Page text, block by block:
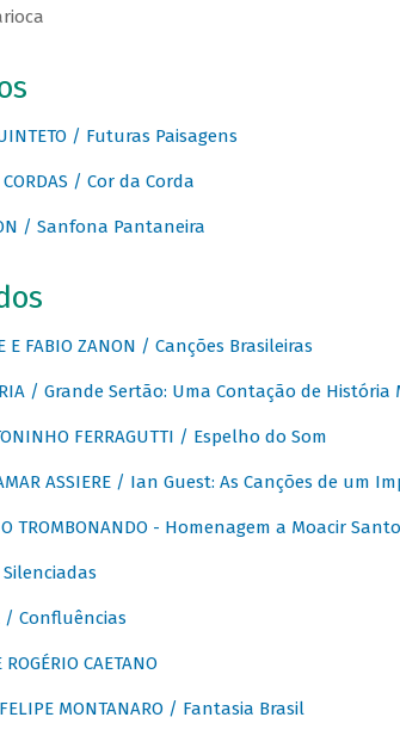
/ Futuras Paisagens
CORDAS / Cor da Corda
/ Sanfona Pantaneira
E FABIO ZANON / Canções Brasileiras
/ Grande Sertão: Uma Contação de História
FERRAGUTTI / Espelho do Som
ASSIERE / Ian Guest: As Canções de um
O TROMBONANDO - Homenagem a Moacir
Silenciadas
/ Confluências
ROGÉRIO CAETANO
FELIPE MONTANARO / Fantasia Brasil